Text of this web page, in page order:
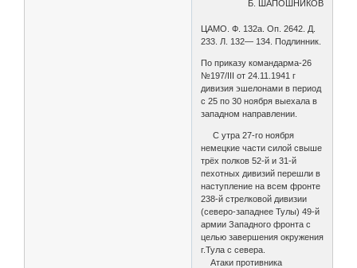
Б. ШАПОШНИКОВ
ЦАМО. Ф. 132а. Оп. 2642. Д.
233. Л. 132— 134. Подлинник.
По приказу командарма-26
№197/III от 24.11.1941 г
дивизия эшелонами в период
с 25 по 30 ноября выехала в
западном направлении.
С утра 27-го ноября
немецкие части силой свыше
трёх полков 52-й и 31-й
пехотных дивизий перешли в
наступление на всем фронте
238-й стрелковой дивизии
(северо-западнее Тулы) 49-й
армии Западного фронта с
целью завершения окружения
г.Тула с севера.
Атаки противника